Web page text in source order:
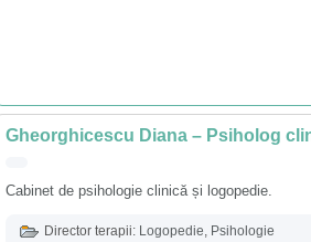
Gheorghicescu Diana – Psiholog
Cabinet de psihologie clinică și logopedie.
Director terapii: Logopedie, Psihologie